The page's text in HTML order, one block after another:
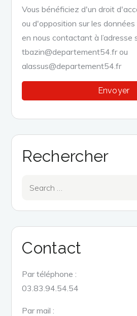
Vous bénéficiez d'un droit
ou d'opposition sur les
en nous contactant à l’adresse
tbazin@departement54.fr ou
alassus@departement54.fr
Rechercher
Contact
Par téléphone :
03.83.94.54.54
Par mail :